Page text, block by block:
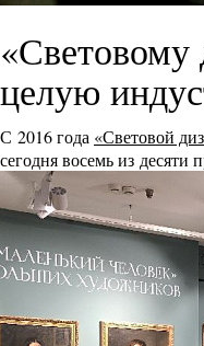
целую
С 2016 года «Световой
сегодня восемь из